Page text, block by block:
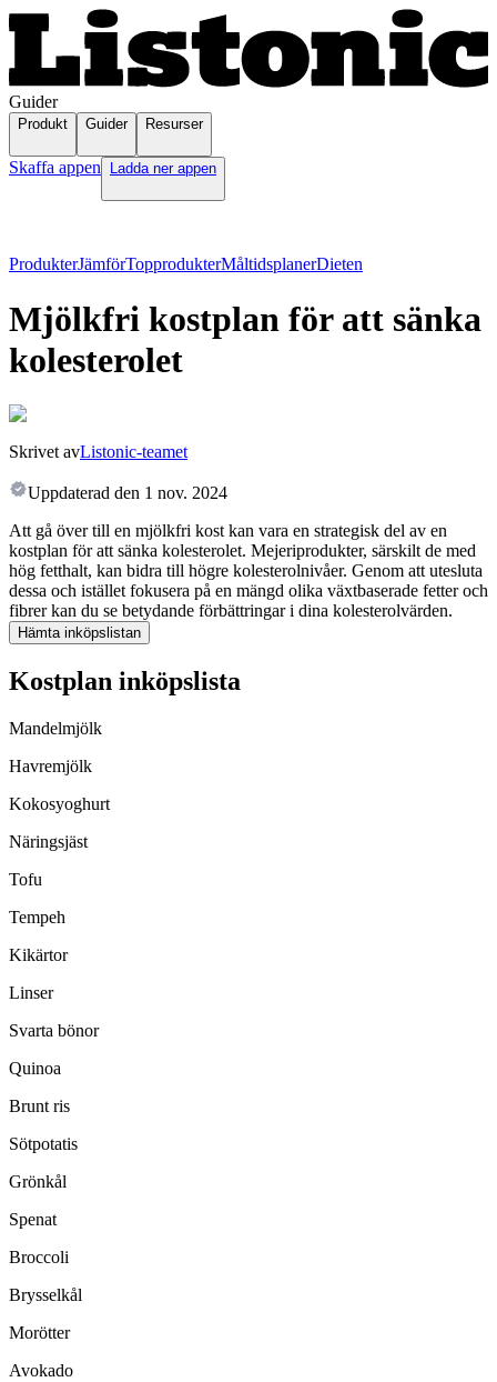
Guider
Produkt Guider Resurser
Skaffa appen Ladda ner appen
ProdukterJämförTopprodukterMåltidsplanerDieten
Mjölkfri kostplan för att sänka
kolesterolet
Skrivet avListonic-teamet
Uppdaterad den 1 nov. 2024
Att gå över till en mjölkfri kost kan vara en strategisk del av en
kostplan för att sänka kolesterolet. Mejeriprodukter, särskilt de med
hög fetthalt, kan bidra till högre kolesterolnivåer. Genom att utesluta
dessa och istället fokusera på en mängd olika växtbaserade fetter och
fibrer kan du se betydande förbättringar i dina kolesterolvärden.
Hämta inköpslistan
Kostplan inköpslista
Mandelmjölk
Havremjölk
Kokosyoghurt
Näringsjäst
Tofu
Tempeh
Kikärtor
Linser
Svarta bönor
Quinoa
Brunt ris
Sötpotatis
Grönkål
Spenat
Broccoli
Brysselkål
Morötter
Avokado